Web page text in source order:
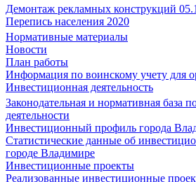
Демонтаж рекламных конструкций
Перепись населения 2020
Нормативные материалы
Новости
План работы
Информация по воинскому учету для
Инвестиционная деятельность
Законодательная и нормативная база
деятельности
Инвестиционный профиль города
Статистические данные об
городе Владимире
Инвестиционные проекты
Реализованные инвестиционные